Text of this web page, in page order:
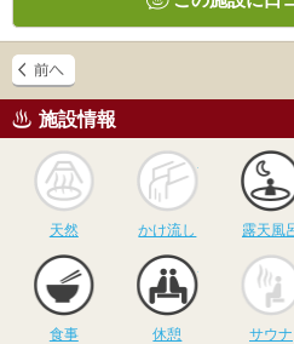
施設情報
天然
かけ流し
かけ流し 露天風
食事 休憩 サウナ